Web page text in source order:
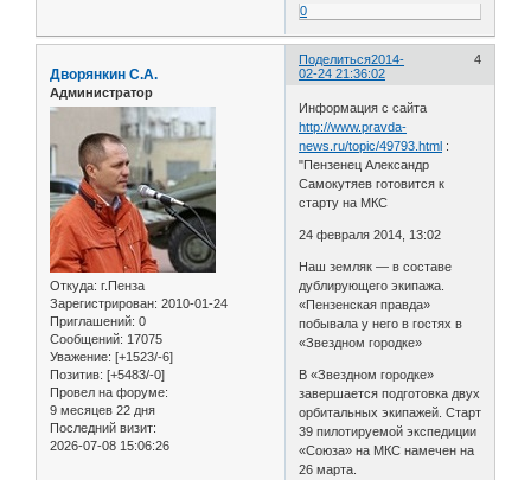
0
Поделиться 4
2014-
02-24 21:36:02
Дворянкин С.А.
Администратор
Откуда: г.Пенза
Зарегистрирован: 2010-01-24
Приглашений: 0
Сообщений: 17075
Уважение: [+1523/-6]
Позитив: [+5483/-0]
Провел на форуме:
9 месяцев 22 дня
Последний визит:
2026-07-08 15:06:26
Информация с сайта
http://www.pravda-
news.ru/topic/49793.html :
"Пензенец Александр
Самокутяев готовится к
старту на МКС
24 февраля 2014, 13:02
Наш земляк — в составе
дублирующего экипажа.
«Пензенская правда»
побывала у него в гостях в
«Звездном городке»
В «Звездном городке»
завершается подготовка двух
орбитальных экипажей. Старт
39 пилотируемой экспедиции
«Союза» на МКС намечен на
26 марта.